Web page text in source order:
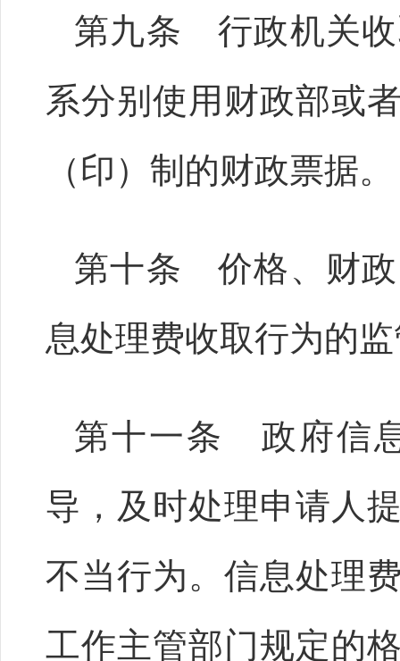
第九条 行政机关收
系分别使用财政部或
（印）制的财政票据。
第十条 价格、财政
息处理费收取行为的
第十一条 政府信
导，及时处理申请人
不当行为。信息处理
工作主管部门规定的